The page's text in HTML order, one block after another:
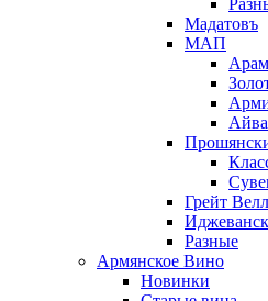
Мадатовъ
МАП
Грейт
Разные
Армянское Вино
Новинки